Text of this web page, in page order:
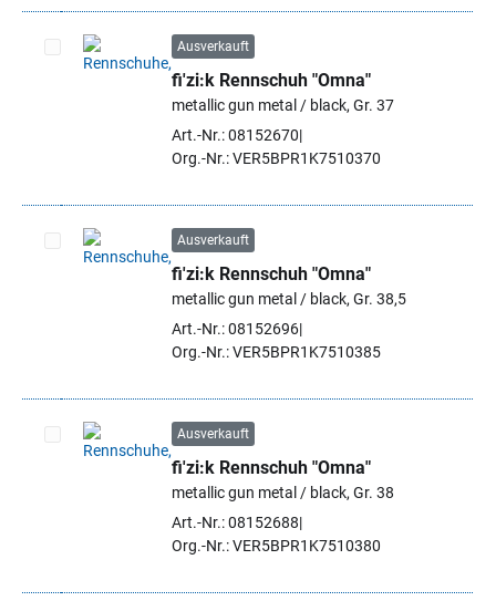
Artikel auswählen
Ausverkauft
fi'zi:k Rennschuh "Omna"
metallic gun metal / black, Gr. 37
Art.-Nr.: 08152670
Org.-Nr.: VER5BPR1K7510370
Artikel auswählen
Ausverkauft
fi'zi:k Rennschuh "Omna"
metallic gun metal / black, Gr. 38,5
Art.-Nr.: 08152696
Org.-Nr.: VER5BPR1K7510385
Artikel auswählen
Ausverkauft
fi'zi:k Rennschuh "Omna"
metallic gun metal / black, Gr. 38
Art.-Nr.: 08152688
Org.-Nr.: VER5BPR1K7510380